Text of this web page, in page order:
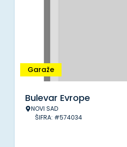
Garaže
Bulevar Evrope
NOVI SAD
ŠIFRA: #574034